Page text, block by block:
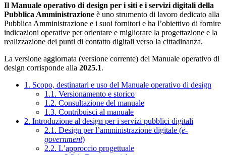
Il Manuale operativo di design per i siti e i servizi digitali della
Pubblica Amministrazione è uno strumento di lavoro dedicato alla
Pubblica Amministrazione e i suoi fornitori e ha l’obiettivo di fornire
indicazioni operative per orientare e migliorare la progettazione e la
realizzazione dei punti di contatto digitali verso la cittadinanza.
La versione aggiornata (versione corrente) del Manuale operativo di
design corrisponde alla 2025.1.
1. Scopo, destinatari e uso del Manuale operativo di design
1.1. Versionamento e storico
1.2. Consultazione del manuale
1.3. Contribuisci al manuale
2. Introduzione al design per i servizi pubblici digitali
2.1. Design per l’amministrazione digitale (e-
government)
2.2. L’approccio progettuale